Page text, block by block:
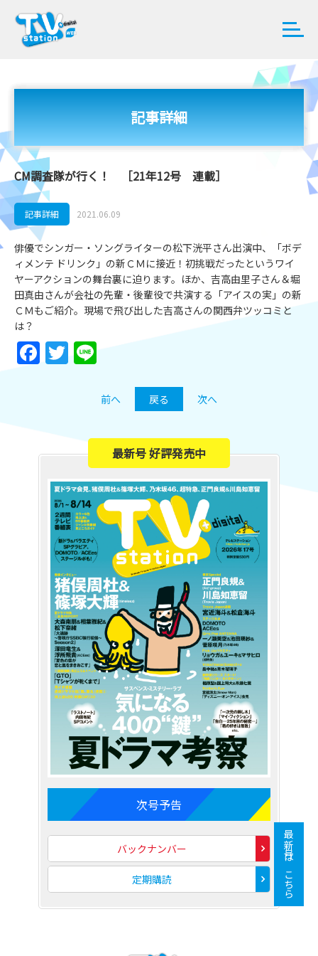
記事詳細
CM調査隊が行く！ ［21年12号 連載］
記事詳細 2021.06.09
俳優でシンガー・ソングライターの松下洸平さん出演中、「ボデ
ィメンテ ドリンク」の新ＣＭに接近！初挑戦だったというワイ
ヤーアクションの舞台裏に迫ります。ほか、吉高由里子さん＆堀
田真由さんが会社の先輩・後輩役で共演する「アイスの実」の新
ＣＭもご紹介。現場で飛び出した吉高さんの関西弁ツッコミと
は？
Facebook
Twitter
前へ 戻る 次へ
最新号 好評発売中
次号予告
バックナンバー
定期購読 最新号はこちら